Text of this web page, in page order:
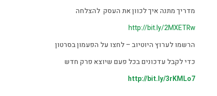
מדריך מתנה איך לכוון את העסק להצלחה
http://bit.ly/2MXETRw
הרשמו לערוץ היוטיוב – לחצו על הפעמון בסרטון
כדי לקבל עדכונים בכל פעם שיוצא פרק חדש
http://bit.ly/3rKMLo7